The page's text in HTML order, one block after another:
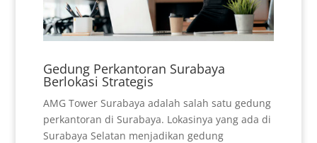
Gedung Perkantoran Surabaya
Berlokasi Strategis
AMG Tower Surabaya adalah salah satu gedung
perkantoran di Surabaya. Lokasinya yang ada di
Surabaya Selatan menjadikan gedung